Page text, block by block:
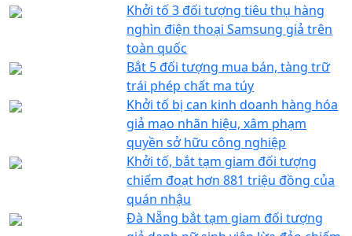
Khởi tố 3 đối tượng tiêu thụ hàng
nghìn điện thoại Samsung giả trên
toàn quốc
Bắt 5 đối tượng mua bán, tàng trữ
trái phép chất ma túy
Khởi tố bị can kinh doanh hàng hóa
giả mạo nhãn hiệu, xâm phạm
quyền sở hữu công nghiệp
Khởi tố, bắt tạm giam đối tượng
chiếm đoạt hơn 881 triệu đồng của
quán nhậu
Đà Nẵng bắt tạm giam đối tượng